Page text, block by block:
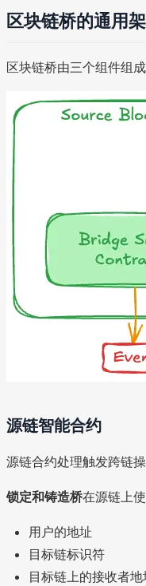
区块链桥的通用
区块链桥由三个组件组
源链智能合约
源链合约处理触发跨链
锁定和铸造桥在源链上
用户的地址
目标链标识符
目标链上的接收者地